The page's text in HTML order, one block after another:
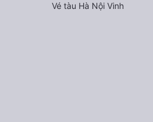
Vé tàu Hà Nội Vinh